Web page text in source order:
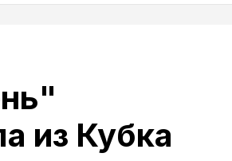
из Кубка